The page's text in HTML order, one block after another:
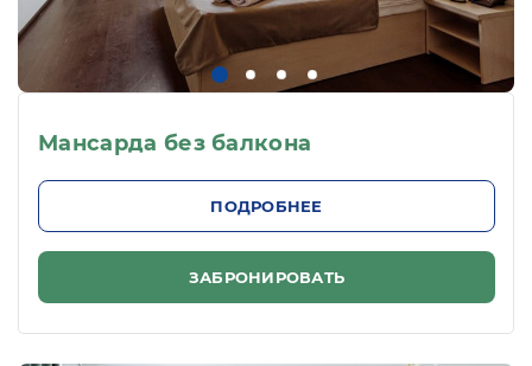
Мансарда без балкона
ПОДРОБНЕЕ
ЗАБРОНИРОВАТЬ